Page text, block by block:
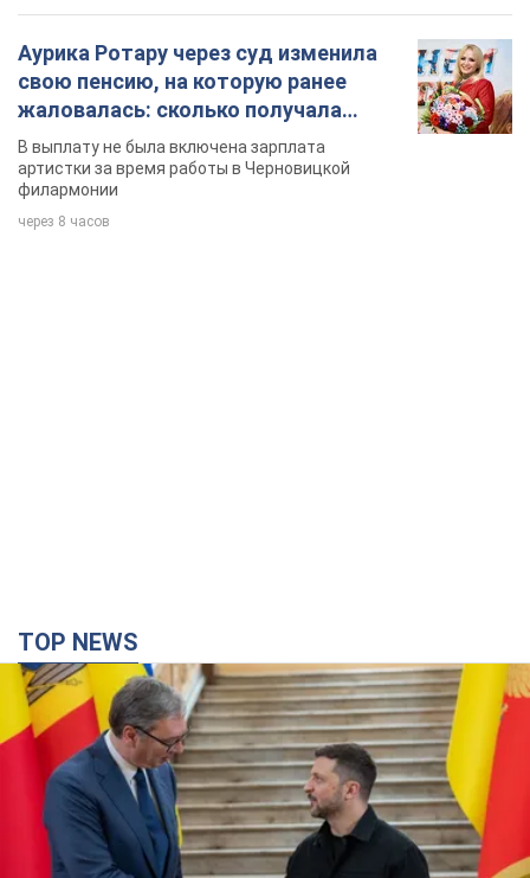
Аурика Ротару через суд изменила
свою пенсию, на которую ранее
жаловалась: сколько получала
певица
В выплату не была включена зарплата
артистки за время работы в Черновицкой
филармонии
через 8 часов
TOP NEWS